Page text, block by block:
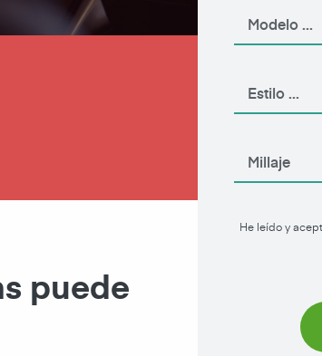
Aplique
He leído y
puede